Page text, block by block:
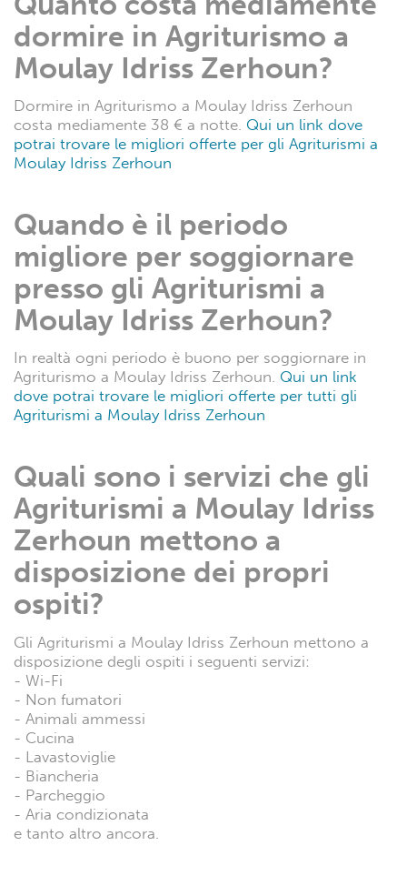
dormire in Agriturismo a
Moulay Idriss Zerhoun?
Dormire in Agriturismo a Moulay Idriss Zerhoun
costa mediamente 38 € a notte. Qui un link dove
potrai trovare le migliori offerte per gli Agriturismi a
Moulay Idriss Zerhoun
Quando è il periodo
migliore per soggiornare
presso gli Agriturismi a
Moulay Idriss Zerhoun?
In realtà ogni periodo è buono per soggiornare in
Agriturismo a Moulay Idriss Zerhoun. Qui un link
dove potrai trovare le migliori offerte per tutti gli
Agriturismi a Moulay Idriss Zerhoun
Quali sono i servizi che gli
Agriturismi a Moulay Idriss
Zerhoun mettono a
disposizione dei propri
ospiti?
Gli Agriturismi a Moulay Idriss Zerhoun mettono a
disposizione degli ospiti i seguenti servizi:
- Wi-Fi
- Non fumatori
- Animali ammessi
- Cucina
- Lavastoviglie
- Biancheria
- Parcheggio
- Aria condizionata
e tanto altro ancora.